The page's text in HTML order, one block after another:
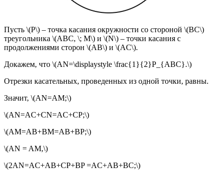
Пусть \(P\) – точка касания окружности со стороной \(BC\)
треугольника \(ABC, \; M\) и \(N\) – точки касания с
продолжениями сторон \(AB\) и \(AC\).
Докажем, что \(AN=\displaystyle \frac{1}{2}P_{ABC}.\)
Отрезки касательных, проведенных из одной точки, равны.
Значит, \(AN=AM;\)
\(AN=AC+CN=AC+CP;\)
\(AМ=AB+BM=AB+BP;\)
\(AN = AM,\)
\(2AN=AC+AB+CP+BP =AC+AB+BC;\)